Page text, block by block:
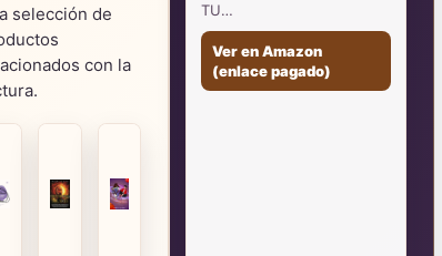
selección de
con la
TU…
Ver en Amazon
(enlace pagado)